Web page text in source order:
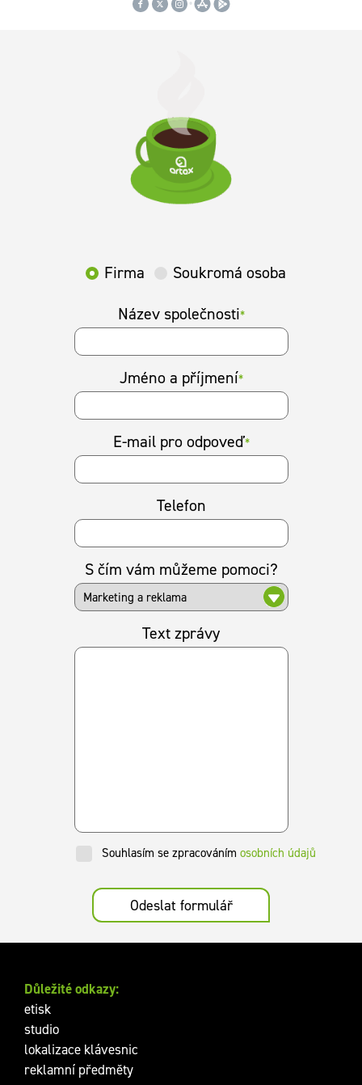
Firma Soukromá osoba
Název společnosti*
Jméno a příjmení*
E-mail pro odpoveď*
Telefon
S čím vám můžeme pomoci?
Text zprávy
Souhlasím se zpracováním osobních údajů
Odeslat formulář
Důležité odkazy:
etisk
studio
lokalizace klávesnic
reklamní předměty